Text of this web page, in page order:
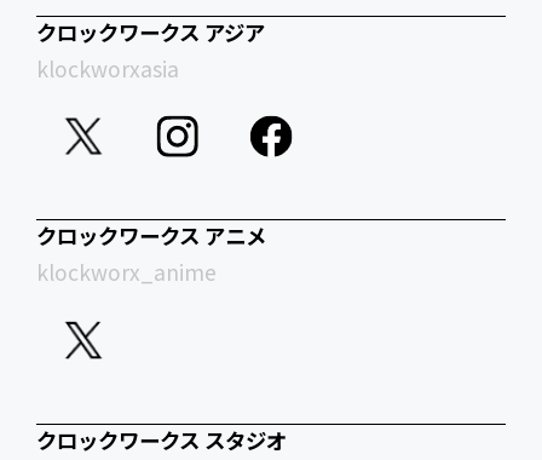
クロックワークス アジア
klockworxasia
クロックワークス アニメ
klockworx_anime
クロックワークス スタジオ